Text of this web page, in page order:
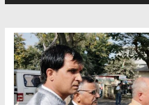
की विस्तृत समीक्षा कहा-बंद सड़कों को